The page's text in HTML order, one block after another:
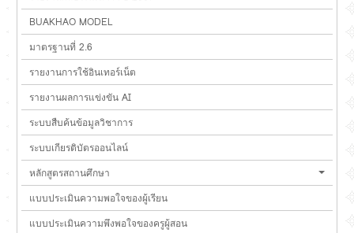
BUAKHAO MODEL
มาตรฐานที่ 2.6
รายงานการใช้อินเทอร์เน็ต
รายงานผลการแข่งขัน AI
ระบบสืบค้นข้อมูลวิชาการ
ระบบเกียรติบัตรออนไลน์
หลักสูตรสถานศึกษา
แบบประเมินความพอใจของผู้เรียน
แบบประเมินความพึงพอใจของครูผู้สอน